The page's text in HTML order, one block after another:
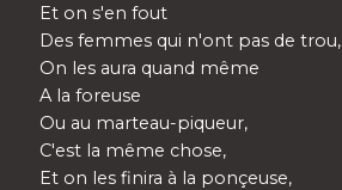
Et on s'en fout
Des femmes qui n'ont pas de trou,
On les aura quand même
A la foreuse
Ou au marteau-piqueur,
C'est la même chose,
Et on les finira à la ponçeuse,